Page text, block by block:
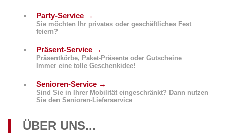
Party-Service →
Sie möchten Ihr privates oder geschäftliches Fest
feiern?
Präsent-Service →
Präsentkörbe, Paket-Präsente oder Gutscheine
Immer eine tolle Geschenkidee!
Senioren-Service →
Sind Sie in Ihrer Mobilität eingeschränkt? Dann nutzen
Sie den Senioren-Lieferservice
ÜBER UNS...